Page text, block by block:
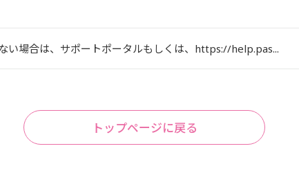
い場合は、サポートポータルもしくは、https://help.pas...
トップページに戻る